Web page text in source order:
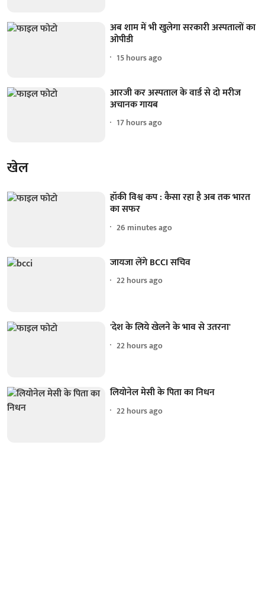
अब शाम में भी खुलेगा सरकारी अस्पतालों का
ओपीडी
15 hours ago
आरजी कर अस्पताल के वार्ड से दो मरीज
अचानक गायब
17 hours ago
खेल
हॉकी विश्व कप : कैसा रहा है अब तक भारत
का सफर
26 minutes ago
जायजा लेंगे BCCI सचिव
22 hours ago
'देश के लिये खेलने के भाव से उतरना'
22 hours ago
लियोनेल मेसी के पिता का निधन
22 hours ago